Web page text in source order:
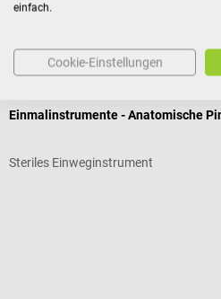
Kunden kauften auch
Einmalinstrumente - Anatomische
Steriles Einweginstrument
einfach.
Cookie-Einstellungen